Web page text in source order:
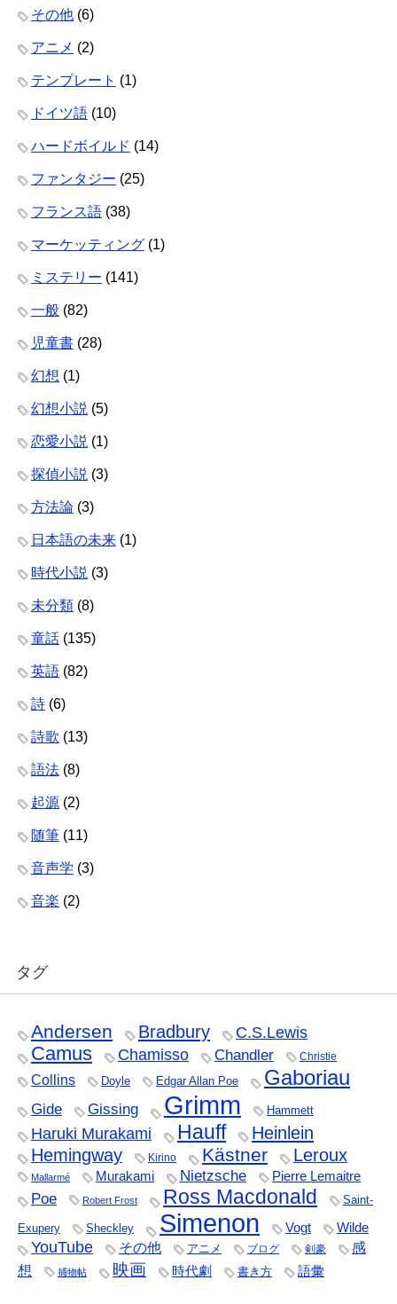
その他 (6)
アニメ (2)
テンプレート (1)
ドイツ語 (10)
ハードボイルド (14)
ファンタジー (25)
フランス語 (38)
マーケッティング (1)
ミステリー (141)
一般 (82)
児童書 (28)
幻想 (1)
幻想小説 (5)
恋愛小説 (1)
探偵小説 (3)
方法論 (3)
日本語の未来 (1)
時代小説 (3)
未分類 (8)
童話 (135)
英語 (82)
詩 (6)
詩歌 (13)
語法 (8)
起源 (2)
随筆 (11)
音声学 (3)
音楽 (2)
タグ
Andersen Bradbury C.S.Lewis
Camus Chamisso Chandler Christie
Collins Doyle Edgar Allan Poe Gaboriau
Gide Gissing Grimm Hammett
Haruki Murakami Hauff
Heinlein
Hemingway
Kirino Kästner Leroux
Mallarmé Murakami Nietzsche Pierre Lemaitre
Poe Robert Frost Ross Macdonald Saint-
Exupery Sheckley Simenon Vogt Wilde
YouTube その他 アニメ ブログ 剣豪
感
想
捕物帖 映画 時代劇 書き方 語彙